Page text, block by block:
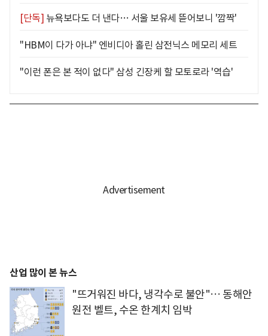
[단독] 뉴욕보다도 더 낸다… 서울 보유세 뜯어보니 '깜짝'
"HBM이 다가 아냐" 엔비디아 홀린 삼전닉스 메모리 세트
"이런 폰은 본 적이 없다" 삼성 긴장케 할 모토로라 '역습'
산업 많이 본 뉴스
"뜨거워진 바다, 냉각수로 불안"… 동해안
원전 벨트, 수온 한계치 임박